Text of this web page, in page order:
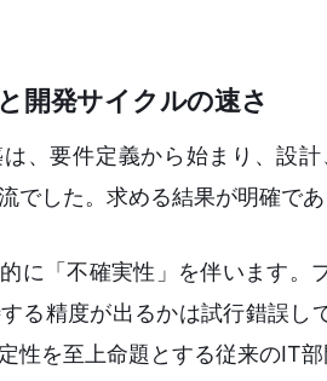
開発サイクルの速さ
、要件定義から始まり、設
でした。求める結果が明確で
に「不確実性」を伴います
る精度が出るかは試行錯誤
性を至上命題とする従来のIT